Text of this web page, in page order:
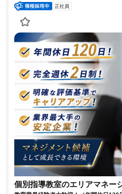
正社員
個別指導教室のエリアマネー